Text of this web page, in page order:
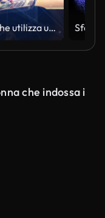
Uomo che utilizza un laptop a doppia esposizione con Business Data Analytics Dashboard
che indossa i